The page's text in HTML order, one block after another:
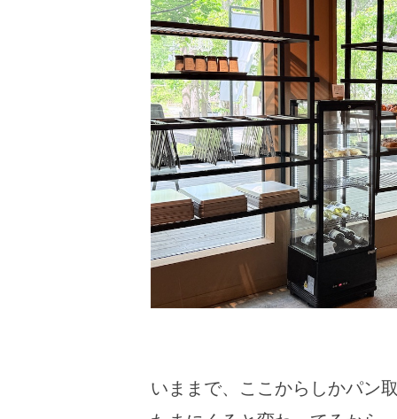
いままで、ここからしかパン